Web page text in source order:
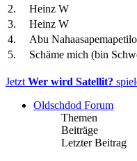
2.
Heinz W
3.
Heinz W
4.
Abu
5.
Schäme mich (bin
Jetzt Wer wird Satellit?
Oldschdod Forum
Themen
Beiträge
Letzter Beitrag